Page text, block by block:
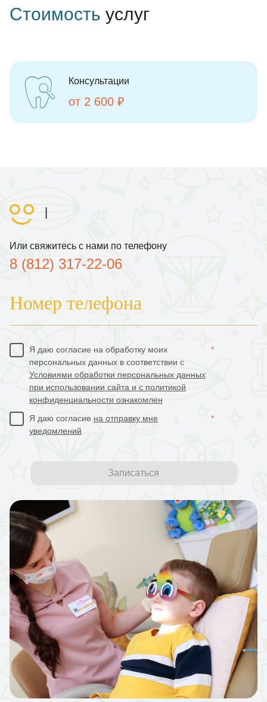
Стоимость услуг
Консультации
от 2 600 ₽
Или свяжитесь с нами по телефону
8 (812) 317-22-06
Номер телефона
Я даю согласие на обработку моих
персональных данных в соответствии с
Условиями обработки персональных данных
при использовании сайта и с политикой
конфиденциальности ознакомлен
*
Я даю согласие на отправку мне
уведомлений
*
Записаться